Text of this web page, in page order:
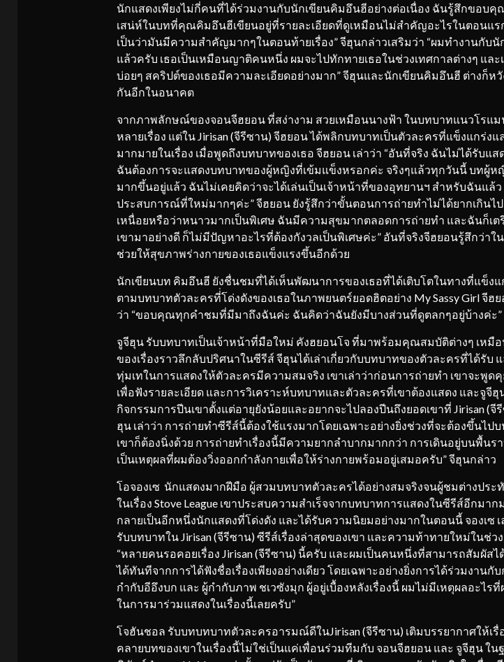
นักแสดงเพียงไม่กี่คนที่ได้ร่วมงานกับนักเขียนคิมอึนฮีอย่างต่อเนื่อง ฉันรู้สึกขอบคุ
เสน่ห์ในบทที่คุณคิมอึนฮีเขียนอยู่ที่รายละเอียดที่ดูเหมือนไม่สำคัญอะไรในตอนแร
เป็นว่ามันมีความสำคัญมากๆในตอนท้ายเรื่อง” จีฮุนกล่าวเสริมว่า “ผมทำงานกับ
แล้วครับ เธอเป็นเหมือนญาติคนหนึ่ง ผมจะไปทักทายเธอในช่วงเทศกาลต่างๆ และ
บ่อยๆ สคริปต์ของเธอมีความละเอียดอย่างมาก” จีฮุนและนักเขียนคิมอึนฮี ต่างก็ห
กันอีกในอนาคต
จากภาพลักษณ์ของจอนจีฮยอน ที่สง่างาม สวยเหมือนนางฟ้า ในบทบาทแนวโรแม
หลายเรื่อง แต่ใน Jirisan (จีรีซาน) จีฮยอน ได้พลิกบทบาทเป็นตัวละครที่แข็งแกร่ง
มากมายในเรื่อง เมื่อพูดถึงบทบาทของเธอ จีฮยอน เล่าว่า “อันที่จริง ฉันไม่ได้รับแส
ฉันต้องการจะแสดงบทบาทของผู้หญิงที่เข้มแข็งหรอกค่ะ จริงๆแล้วทุกวันนี้ บทผู้ห
มากขึ้นอยู่แล้ว ฉันไม่เคยคิดว่าจะได้เล่นเป็นเจ้าหน้าที่ของอุทยานฯ สำหรับฉันแล้ว
ประสบการณ์ที่ใหม่มากๆค่ะ” จีฮยอน ยังรู้สึกว่าขั้นตอนการถ่ายทำไม่ได้ยากเกินไ
เหนื่อยหรือว่าหนาวมากเป็นพิเศษ ฉันมีความสุขมากตลอดการถ่ายทำ และฉันก็เ
เขามาอย่างดี ก็ไม่มีปัญหาอะไรที่ต้องกังวลเป็นพิเศษค่ะ” อันที่จริงจีฮยอนรู้สึกว่าใ
ช่วยให้สุขภาพร่างกายของเธอแข็งแรงขึ้นอีกด้วย
นักเขียนบท คิมอึนฮี ยังชื่นชมที่ได้เห็นพัฒนาการของเธอที่ได้เติบโตในทางที่แข็งแ
ตามบทบาทตัวละครที่่โด่งดังของเธอในภาพยนตร์ยอดฮิตอย่าง My Sassy Girl จีฮ
ว่า “ขอบคุณทุกคำชมที่มีมาถึงฉันค่ะ ฉันคิดว่าฉันยังมีบางส่วนที่ดูตลกๆอยู่บ้างค่ะ”
จูจีฮุน รับบทบาทเป็นเจ้าหน้าที่มือใหม่ คังฮยอนโจ ที่มาพร้อมคุณสมบัติต่างๆ เหมือ
ของเรื่องราวลึกลับปริศนาในซีรีส์ จีฮุนได้เล่าเกี่ยวกับบทบาทของตัวละครที่ได้รับ แ
ทุ่มเทในการแสดงให้ตัวละครมีความสมจริง เขาเล่าว่าก่อนการถ่ายทำ เขาจะพูด
เพื่อฟังรายละเอียด และการวิเคราะห์บทบาทและตัวละครที่เขาต้องแสดง และจูจีฮุ
กิจกรรมการปีนเขาตั้งแต่อายุยังน้อยและอยากจะไปลองปีนถึงยอดเขาที่ Jirisan (จี
ฮุน เล่าว่า การถ่ายทำซีรีส์นี้ต้องใช้แรงมากโดยเฉพาะอย่างยิ่งช่วงที่จะต้องขึ้นไป
เขาก็ต้องนิ่งด้วย การถ่ายทำเรื่องนี้มีความยากลำบากมากกว่า การเดินอยู่บนพื้นรา
เป็นเหตุผลที่ผมต้องวิ่งออกกำลังกายเพื่อให้ร่างกายพร้อมอยู่เสมอครับ” จีฮุนกล่าว
โอจองเซ นักแสดงมากฝีมือ ผู้สวมบทบาทตัวละครได้อย่างสมจริงจนผู้ชมต่างประ
ในเรื่อง Stove League เขาประสบความสำเร็จจากบทบาทการแสดงในซีรีส์อีกมาก
กลายเป็นอีกหนึ่งนักแสดงที่โด่งดัง และได้รับความนิยมอย่างมากในตอนนี้ จองเซ เ
รับบทบาทใน Jirisan (จีรีซาน) ซีรีส์เรื่องล่าสุดของเขา และความท้าทายใหม่ในช่ว
“หลายคนรอคอยเรื่อง Jirisan (จีรีซาน) นี้ครับ และผมเป็นคนหนึ่งที่สามารถสัมผัส
ได้ทันทีจากการได้ฟังชื่อเรื่องเพียงอย่างเดียว โดยเฉพาะอย่างยิ่งการได้ร่วมงานกั
กำกับอีอึงบก และ ผู้กำกับภาพ ชเวซังมุก ผู้อยู่เบื้องหลังเรื่องนี้ ผมไม่มีเหตุผลอะไร
ในการมาร่วมแสดงในเรื่องนี้เลยครับ”
โจฮันชอล รับบทบทบาทตัวละครอารมณ์ดีในJirisan (จีรีซาน) เติมบรรยากาศให้เ
คลายบทของเขาในเรื่องนี้ไม่ใช่เป็นแค่เพื่อนร่วมทีมกับ จอนจีฮยอน และ จูจีฮุน ใน